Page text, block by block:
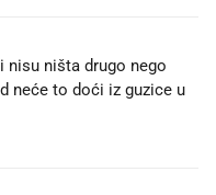
nisu ništa drugo nego
neće to doći iz guzice u